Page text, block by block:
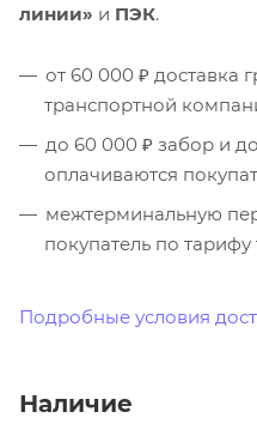
линии» и ПЭК.
от 60 000 ₽ доставка
транспортной
до 60 000 ₽ забор и
оплачиваются
межтерминальную
покупатель по
Подробные условия
Наличие